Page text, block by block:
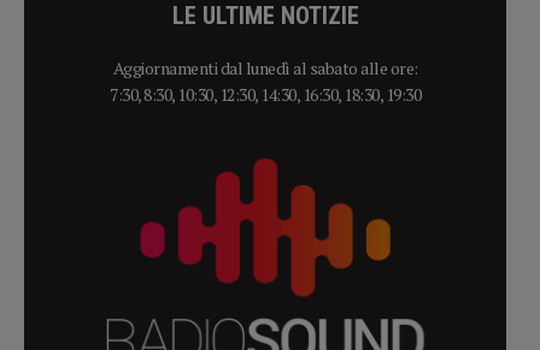
LE ULTIME NOTIZIE
Aggiornamenti dal lunedì al sabato alle ore:
7:30, 8:30, 10:30, 12:30, 14:30, 16:30, 18:30, 19:30